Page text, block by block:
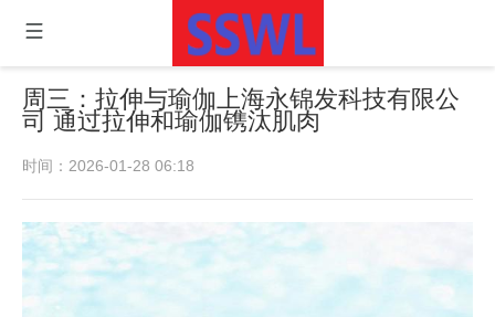
周三：拉伸与瑜伽上海永锦发科技有限公
司 通过拉伸和瑜伽镌汰肌肉
时间：2026-01-28 06:18